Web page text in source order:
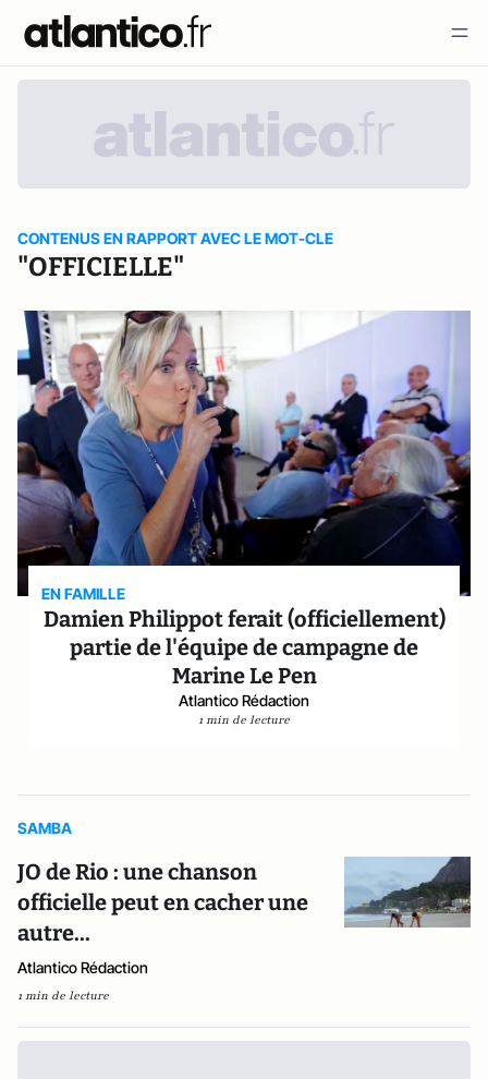
CONTENUS EN RAPPORT AVEC LE MOT-CLE
"OFFICIELLE"
EN FAMILLE
Damien Philippot ferait (officiellement)
partie de l'équipe de campagne de
Marine Le Pen
Atlantico Rédaction
1 min de lecture
SAMBA
JO de Rio : une chanson
officielle peut en cacher une
autre...
Atlantico Rédaction
1 min de lecture